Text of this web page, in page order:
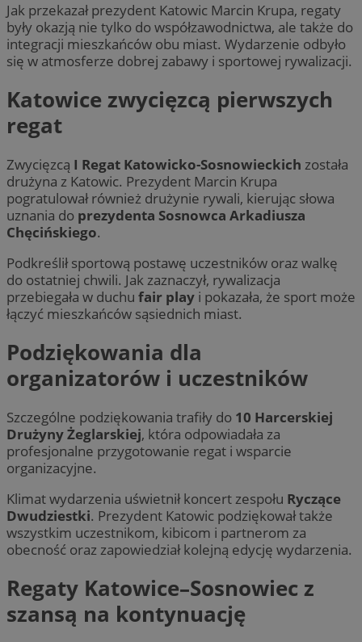
Jak przekazał prezydent Katowic Marcin Krupa, regaty
były okazją nie tylko do współzawodnictwa, ale także do
integracji mieszkańców obu miast. Wydarzenie odbyło
się w atmosferze dobrej zabawy i sportowej rywalizacji.
Katowice zwycięzcą pierwszych
regat
Zwycięzcą I Regat Katowicko-Sosnowieckich została
drużyna z Katowic. Prezydent Marcin Krupa
pogratulował również drużynie rywali, kierując słowa
uznania do prezydenta Sosnowca Arkadiusza
Chęcińskiego.
Podkreślił sportową postawę uczestników oraz walkę
do ostatniej chwili. Jak zaznaczył, rywalizacja
przebiegała w duchu fair play i pokazała, że sport może
łączyć mieszkańców sąsiednich miast.
Podziękowania dla
organizatorów i uczestników
Szczególne podziękowania trafiły do 10 Harcerskiej
Drużyny Żeglarskiej, która odpowiadała za
profesjonalne przygotowanie regat i wsparcie
organizacyjne.
Klimat wydarzenia uświetnił koncert zespołu Ryczące
Dwudziestki. Prezydent Katowic podziękował także
wszystkim uczestnikom, kibicom i partnerom za
obecność oraz zapowiedział kolejną edycję wydarzenia.
Regaty Katowice–Sosnowiec z
szansą na kontynuację